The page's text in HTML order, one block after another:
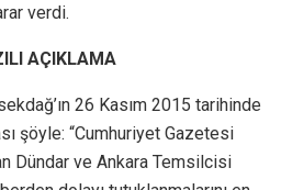
verdi.
AÇIKLAMA
26 Kasım 2015 tarihinde
şöyle: “Cumhuriyet Gazetesi
Dündar ve Ankara Temsilcisi